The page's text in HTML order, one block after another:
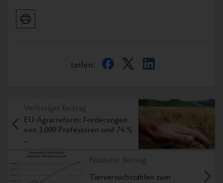
teilen:
Vorheriger Beitrag
EU-Agrarreform: Forderungen
von 1.000 Professoren und 74 %
…
Nächster Beitrag
Tierversuchszahlen zum